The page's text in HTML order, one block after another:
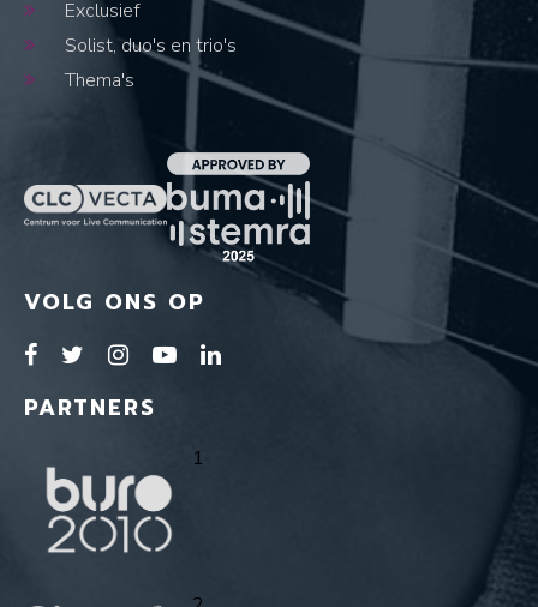
Exclusief
Solist, duo's en trio's
Thema's
VOLG ONS OP
PARTNERS
1